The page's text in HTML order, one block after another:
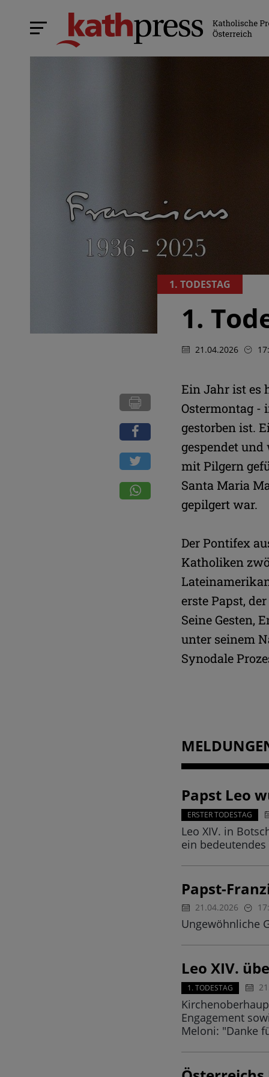
1. TODESTAG
1.
21.04.2026
Ein Jahr ist es
Ostermontag -
gestorben ist.
gespendet
mit Pilgern
Santa Maria
gepilgert war.
Der Pontifex
Katholiken
erste Papst,
Seine Gesten,
unter seinem
Synodale
Papst Leo
ERSTER TODESTAG
Leo XIV. in
ein
Papst-
21.04.2026
Ungewöhnliche
Leo XIV.
1. TODESTAG
Engagement
Meloni: "Danke